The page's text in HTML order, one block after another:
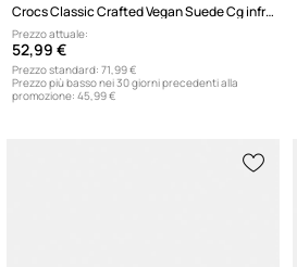
Crocs Classic Crafted Vegan Suede Cg infradito
Prezzo attuale:
52,99 €
Prezzo standard: 71,99 €
Prezzo più basso nei 30 giorni precedenti alla
promozione: 45,99 €